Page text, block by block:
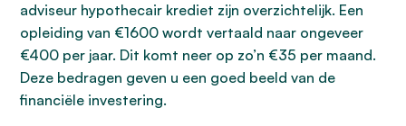
adviseur hypothecair krediet zijn overzichtelijk. Een
opleiding van €1600 wordt vertaald naar ongeveer
€400 per jaar. Dit komt neer op zo’n €35 per maand.
Deze bedragen geven u een goed beeld van de
financiële investering.